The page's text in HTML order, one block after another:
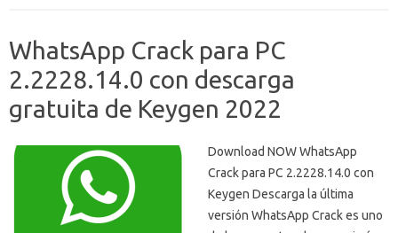
WhatsApp Crack para PC
2.2228.14.0 con descarga
gratuita de Keygen 2022
Download NOW WhatsApp
Crack para PC 2.2228.14.0 con
Keygen Descarga la última
versión WhatsApp Crack es uno